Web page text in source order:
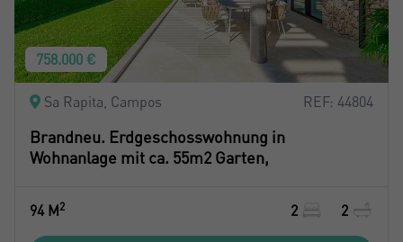
758.000 €
Sa Rapita, Campos REF: 44804
Brandneu. Erdgeschosswohnung in
Wohnanlage mit ca. 55m2 Garten,
94 M2 2 2
Datenschutz
Mich Registrieren